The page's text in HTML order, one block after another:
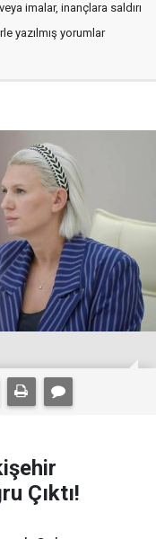
imalar, inançlara saldırı
yazılmış yorumlar
Çıktı!